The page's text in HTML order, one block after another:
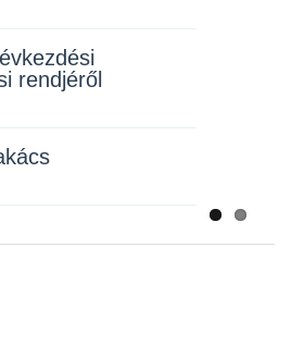
rendjéről